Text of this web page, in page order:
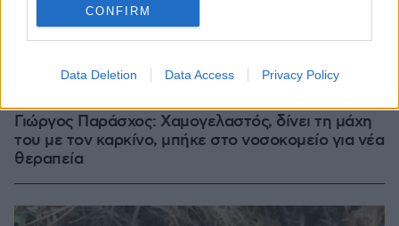
CONFIRM
Data Deletion Data Access Privacy Policy
Γιώργος Παράσχος: Χαμογελαστός, δίνει τη μάχη
του με τον καρκίνο, μπήκε στο νοσοκομείο για νέα
θεραπεία